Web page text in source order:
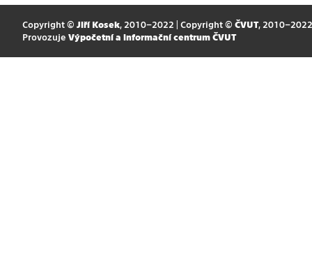
Copyright © Jiří Kosek, 2010–2022 | Copyright © ČVUT, 2010–2022
Provozuje Výpočetní a informační centrum ČVUT